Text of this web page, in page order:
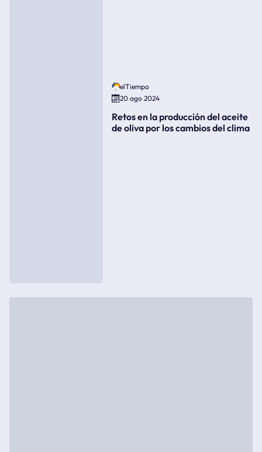
elTiempo
20 ago 2024
Retos en la producción del aceite
de oliva por los cambios del clima